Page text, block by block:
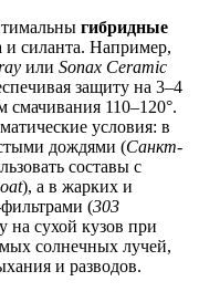
гибридные
и силанта. Например,
или Sonax Ceramic
защиту на 3–4
110–120°.
условия: в
дождями (Санкт-
составы с
), а в жарких и
(303
на сухой кузов при
солнечных лучей,
и разводов.